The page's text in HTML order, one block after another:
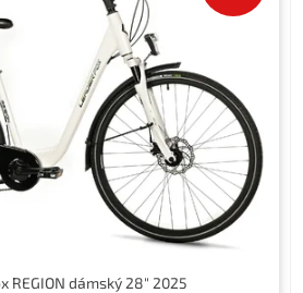
REGION dámský 28" 2025